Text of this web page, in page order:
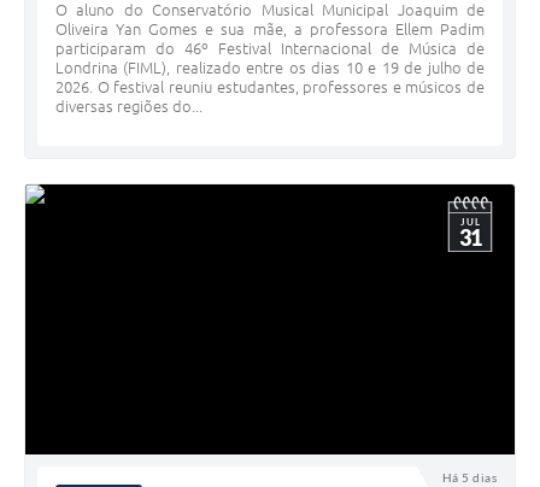
O aluno do Conservatório Musical Municipal Joaquim de
Oliveira Yan Gomes e sua mãe, a professora Ellem Padim
participaram do 46º Festival Internacional de Música de
Londrina (FIML), realizado entre os dias 10 e 19 de julho de
2026. O festival reuniu estudantes, professores e músicos de
diversas regiões do...
Há 5 dias
JUL
31